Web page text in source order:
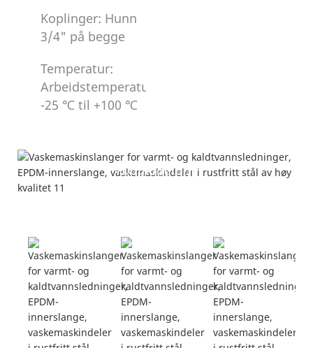
Koplinger: Hunn
3/4" på begge
Temperatur:
Arbeidstemperaturområde:
-25 ℃ til +100 ℃
Produktdetaljer